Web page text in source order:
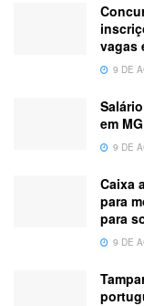
vagas
9 DE
em
9 DE
Caixa
para
para
9 DE